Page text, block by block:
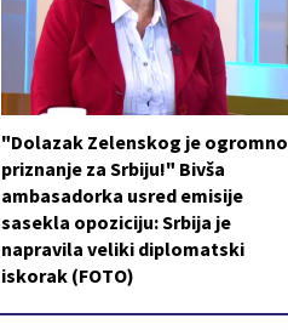
"Dolazak Zelenskog je ogromno
priznanje za Srbiju!" Bivša
ambasadorka usred emisije
sasekla opoziciju: Srbija je
napravila veliki diplomatski
iskorak (FOTO)